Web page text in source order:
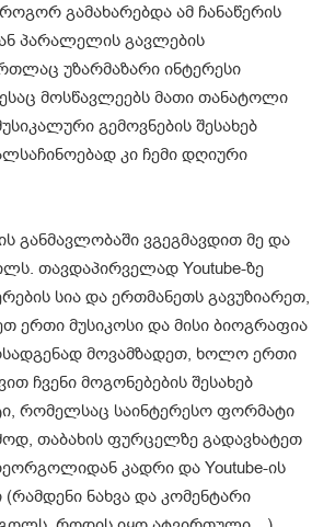
გამახარებდა ამ ჩანაწერის
პარალელის გავლების
უზარმაზარი ინტერესი
მოსწავლეებს მათი თანატოლი
გემოვნების შესახებ
კი ჩემი დღიური
განმავლობაში ვგეგმავდით მე და
თავდაპირველად Youtube-ზე
სია და ერთმანეთს გავუზიარეთ,
ერთი მუსიკოსი და მისი ბიოგრაფია
მოვამზადეთ, ხოლო ერთი
ჩვენი მოგონებების შესახებ
რომელსაც საინტერესო ფორმატი
თაბახის ფურცელზე გადავხატეთ
კადრი და Youtube-ის
(რამდენი ნახვა და კომენტარი